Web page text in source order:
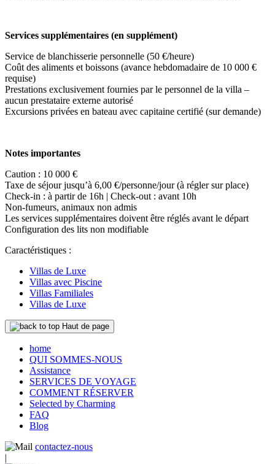
Services supplémentaires (en supplément)
Service de blanchisserie personnelle (50 €/heure)
Coût des aliments et boissons (avance hebdomadaire de 10 000 €
requise)
Prestations exclusivement fournies par le personnel de la villa –
aucun prestataire externe autorisé
Excursions privées en bateau avec capitaine certifié (sur demande)
Notes importantes
Caution : 10 000 €
Taxe de séjour jusqu’à 6,00 €/personne/jour (à régler sur place)
Check-in : à partir de 16h | Check-out : avant 10h
Non-fumeurs, animaux non admis
Les services supplémentaires doivent être réglés avant le départ
Configuration des lits non modifiable
Caractéristiques :
Villas de Luxe
Villas avec Piscine
Villas Familiales
Villas de Luxe
Haut de page
home
QUI SOMMES-NOUS
Assistance
SERVICES DE VOYAGE
COMMENT RÉSERVER
Selected by Charming
FAQ
Blog
contactez-nous
|